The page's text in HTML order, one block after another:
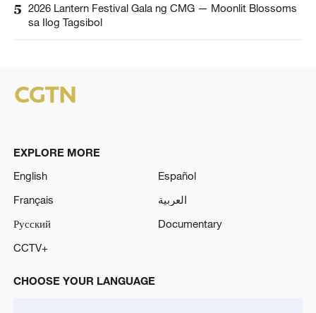
5 2026 Lantern Festival Gala ng CMG — Moonlit Blossoms
sa Ilog Tagsibol
EXPLORE MORE
English
Español
Français
العربية
Русский
Documentary
CCTV+
CHOOSE YOUR LANGUAGE